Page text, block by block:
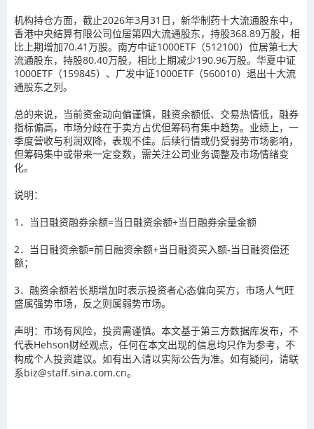
机构持仓方面，截止2026年3月31日，新华制药十大流通股东中，
香港中央结算有限公司位居第四大流通股东，持股368.89万股，相
比上期增加70.41万股。南方中证1000ETF（512100）位居第七大
流通股东，持股80.40万股，相比上期减少190.96万股。华夏中证
1000ETF（159845）、广发中证1000ETF（560010）退出十大流
通股东之列。
总的来说，当前资金动向偏谨慎，融资余额低、交易热情低，融券
指标偏高，市场分歧在于卖方占优但筹码有集中趋势。业绩上，一
季度营收与利润双降，表现不佳。后续行情或仍受弱势市场影响，
但筹码集中或带来一定变数，需关注公司业务调整及市场情绪变
化。
说明：
1．当日融资融券余额=当日融资余额+当日融券余量金额
2．当日融资余额=前日融资余额+当日融资买入额-当日融资偿还
额；
3．融资余额若长期增加时表示投资者心态偏向买方，市场人气旺
盛属强势市场，反之则属弱势市场。
声明：市场有风险，投资需谨慎。本文基于第三方数据库发布，不
代表Hehson财经观点，任何在本文出现的信息均只作为参考，不
构成个人投资建议。如有出入请以实际公告为准。如有疑问，请联
系biz@staff.sina.com.cn。